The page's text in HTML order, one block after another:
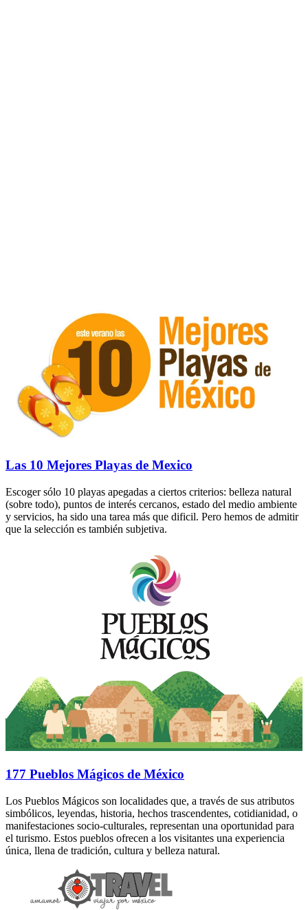
Las 10 Mejores Playas de Mexico
Escoger sólo 10 playas apegadas a ciertos criterios: belleza natural
(sobre todo), puntos de interés cercanos, estado del medio ambiente
y servicios, ha sido una tarea más que dificil. Pero hemos de admitir
que la selección es también subjetiva.
177 Pueblos Mágicos de México
Los Pueblos Mágicos son localidades que, a través de sus atributos
simbólicos, leyendas, historia, hechos trascendentes, cotidianidad, o
manifestaciones socio-culturales, representan una oportunidad para
el turismo. Estos pueblos ofrecen a los visitantes una experiencia
única, llena de tradición, cultura y belleza natural.